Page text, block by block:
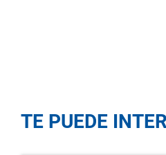
TE PUEDE